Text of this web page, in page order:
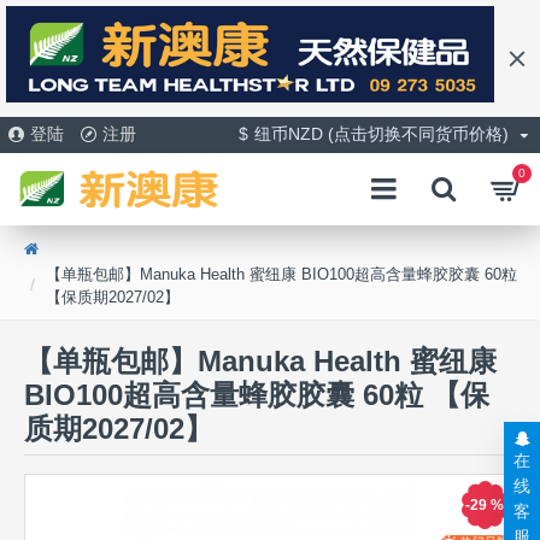
登陆 注册 $ 纽币NZD (点击切换不同货币价格)
0
【单瓶包邮】Manuka Health 蜜纽康 BIO100超高含量蜂胶胶囊 60粒
【保质期2027/02】
【单瓶包邮】Manuka Health 蜜纽康
BIO100超高含量蜂胶胶囊 60粒 【保
质期2027/02】
-29 %
在
线
客